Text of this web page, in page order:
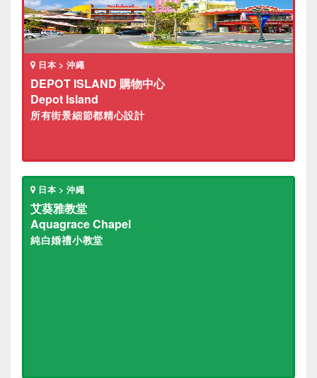
日本 > 沖繩
DEPOT ISLAND 購物中心
Depot Island
所有街景細節都精心設計
日本 > 沖繩
艾葵雅教堂
Aquagrace Chapel
純白婚禮小教堂